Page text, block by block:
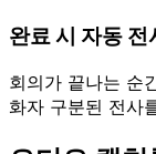
완료 시 자동 전
회의가 끝나는 순
화자 구분된 전사